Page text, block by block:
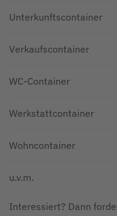
Unterkunftscontainer
Verkaufscontainer
WC-Container
Werkstattcontainer
Wohncontainer
u.v.m.
Interessiert? Dann